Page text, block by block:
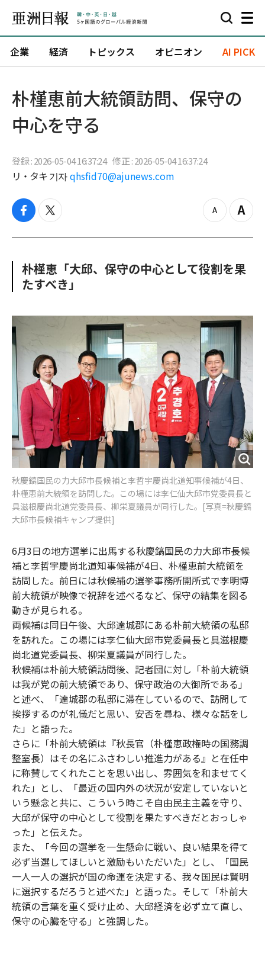
企業 経済 トピックス オピニオン AI PICK
朴槿恵前大統領訪問、保守の
中心を守る
登録 : 2026-05-04 16:37:24 修正 : 2026-05-04 16:37:24
リ・タキ 기자 qhsfid70@ajunews.com
f
c
o
o
k
t
i
e
r
z
o
u
Z
o
n
朴槿恵「大邱、保守の中心として役割を果
たすべき」
秋慶鎬国民の力大邱市長候補と李哲宇慶尚北道知事候補が4日、
朴槿恵前大統領を訪問した。この場には李仁仙大邱市党委員長と
具滋根慶尚北道党委員長、柳栄夏議員が同行した。[写真=秋慶鎬
大邱市長候補キャンプ提供]
6月3日の地方選挙に出馬する秋慶鎬国民の力大邱市長候
補と李哲宇慶尚北道知事候補が4日、朴槿恵前大統領を
訪問した。前日には秋候補の選挙事務所開所式で李明博
前大統領が映像で祝辞を述べるなど、保守の結集を図る
動きが見られる。
両候補は同日午後、大邱達城郡にある朴前大統領の私邸
を訪れた。この場には李仁仙大邱市党委員長と具滋根慶
尚北道党委員長、柳栄夏議員が同行した。
秋候補は朴前大統領訪問後、記者団に対し「朴前大統領
は我が党の前大統領であり、保守政治の大御所である」
と述べ、「達城郡の私邸に滞在しているので、訪問して
挨拶するのが礼儀だと思い、安否を尋ね、様々な話をし
た」と語った。
さらに「朴前大統領は『秋長官（朴槿恵政権時の国務調
整室長）はその名にふさわしい推進力がある』と在任中
に称賛してくれたことを思い出し、雰囲気を和ませてく
れた」とし、「最近の国内外の状況が安定していないと
いう懸念と共に、こういう時こそ自由民主主義を守り、
大邱が保守の中心として役割を果たすべきだとおっしゃ
った」と伝えた。
また、「今回の選挙を一生懸命に戦い、良い結果を得て
必ず当選してほしいと激励もいただいた」とし、「国民
一人一人の選択が国の命運を決定する、我々国民は賢明
に選択するだろうと述べた」と語った。そして「朴前大
統領の言葉を重く受け止め、大邱経済を必ず立て直し、
保守の心臓を守る」と強調した。